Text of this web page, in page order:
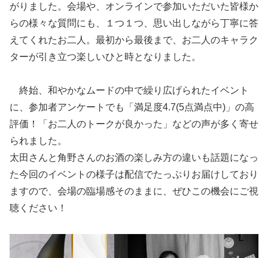
がりました。会場や、オンラインで参加いただいた皆様か
らの様々な質問にも、１つ１つ、思い出しながら丁寧に答
えてくれたお二人。最初から最後まで、お二人のキャラク
ターが引き立つ楽しいひと時となりました。
終始、和やかなムードの中で繰り広げられたイベント
に、参加者アンケートでも「満足度4.7(5点満点中)」の高
評価！「お二人のトークが良かった」などの声が多く寄せ
られました。
太田さんと角野さんのお酒の楽しみ方の違いも話題になっ
た今回のイベントの様子は配信でたっぷりお届けしており
ますので、会場の臨場感そのままに、ぜひこの機会にご視
聴ください！